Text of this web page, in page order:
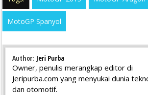
MotoGP Spanyol
Author: Jeri Purba
Owner, penulis merangkap editor di
Jeripurba.com yang menyukai dunia
dan otomotif.